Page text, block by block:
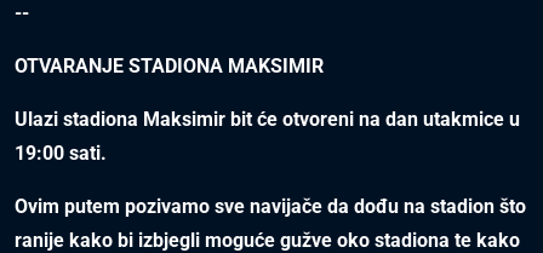
--
OTVARANJE STADIONA MAKSIMIR
Ulazi stadiona Maksimir bit će otvoreni na dan utakmice u
19:00 sati.
Ovim putem pozivamo sve navijače da dođu na stadion što
ranije kako bi izbjegli moguće gužve oko stadiona te kako